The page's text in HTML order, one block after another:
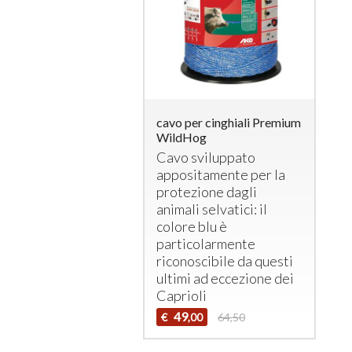
cavo per cinghiali Premium
WildHog
Cavo sviluppato
appositamente per la
protezione dagli
animali selvatici: il
colore blu è
particolarmente
riconoscibile da questi
ultimi ad eccezione dei
Caprioli
€ 49,00 64,50